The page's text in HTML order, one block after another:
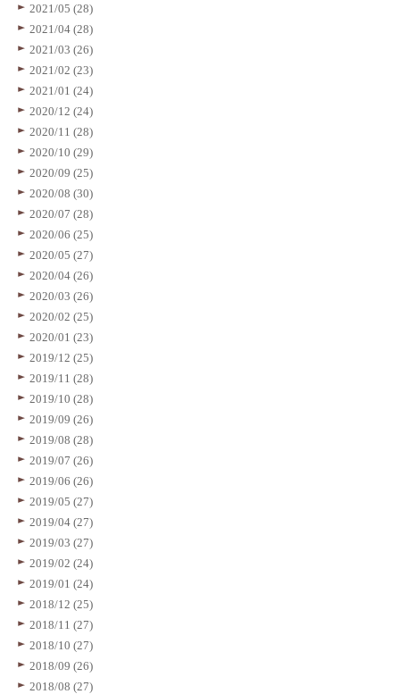
2021/05 (28)
2021/04 (28)
2021/03 (26)
2021/02 (23)
2021/01 (24)
2020/12 (24)
2020/11 (28)
2020/10 (29)
2020/09 (25)
2020/08 (30)
2020/07 (28)
2020/06 (25)
2020/05 (27)
2020/04 (26)
2020/03 (26)
2020/02 (25)
2020/01 (23)
2019/12 (25)
2019/11 (28)
2019/10 (28)
2019/09 (26)
2019/08 (28)
2019/07 (26)
2019/06 (26)
2019/05 (27)
2019/04 (27)
2019/03 (27)
2019/02 (24)
2019/01 (24)
2018/12 (25)
2018/11 (27)
2018/10 (27)
2018/09 (26)
2018/08 (27)